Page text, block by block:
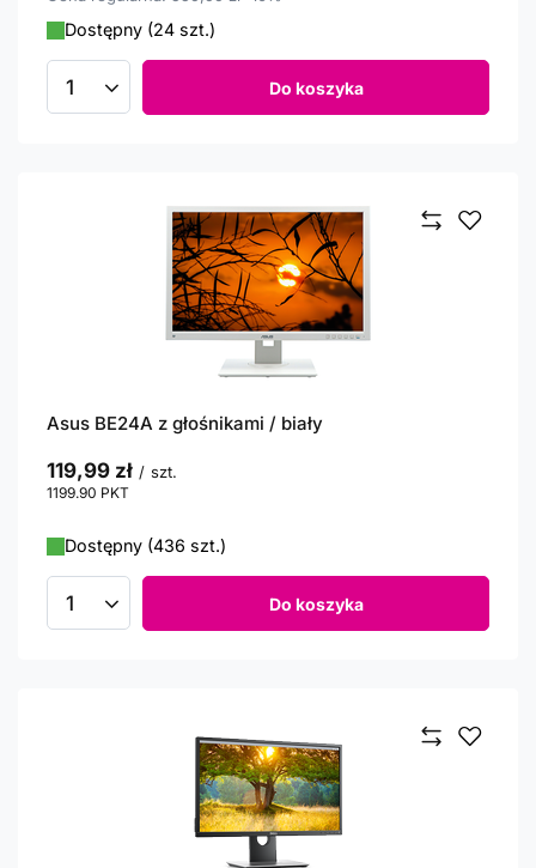
Dostępny (24 szt.)
Ilość produktów Do koszyka
Asus BE24A z głośnikami / biały
119,99 zł / szt.
1199.90 PKT
Dostępny (436 szt.)
Ilość produktów Do koszyka